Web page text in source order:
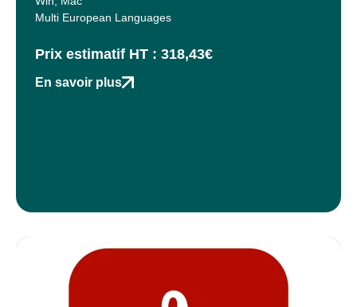
Multi European Languages
Prix estimatif HT : 318,43€
En savoir plus